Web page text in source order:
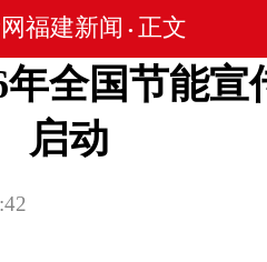
福建新闻 • 正文
年全国节能宣
启动